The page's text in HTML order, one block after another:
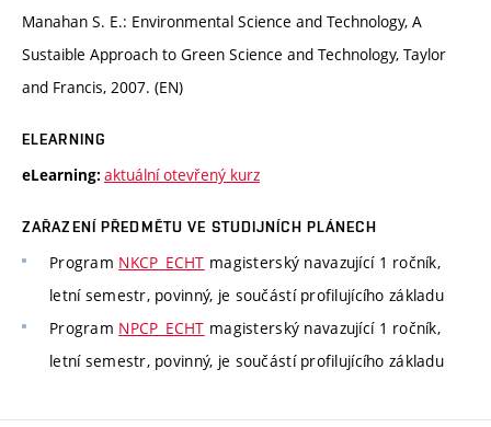
Manahan S. E.: Environmental Science and Technology, A
Sustaible Approach to Green Science and Technology, Taylor
and Francis, 2007. (EN)
ELEARNING
eLearning: aktuální otevřený kurz
ZAŘAZENÍ PŘEDMĚTU VE STUDIJNÍCH PLÁNECH
Program NKCP_ECHT magisterský navazující 1 ročník,
letní semestr, povinný, je součástí profilujícího základu
Program NPCP_ECHT magisterský navazující 1 ročník,
letní semestr, povinný, je součástí profilujícího základu